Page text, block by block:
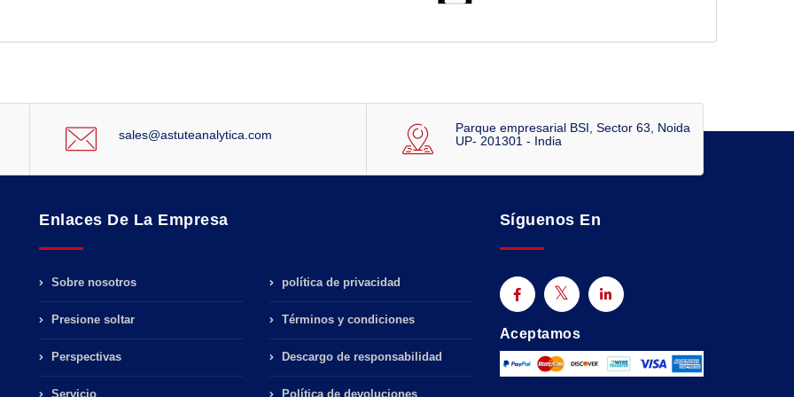
sales@astuteanalytica.com
Parque empresarial BSI, Sector 63, Noida
UP- 201301 - India
Enlaces De La Empresa
Sobre nosotros
Presione soltar
Perspectivas
Servicio
política de privacidad
Términos y condiciones
Descargo de responsabilidad
Política de devoluciones
Síguenos En
Aceptamos